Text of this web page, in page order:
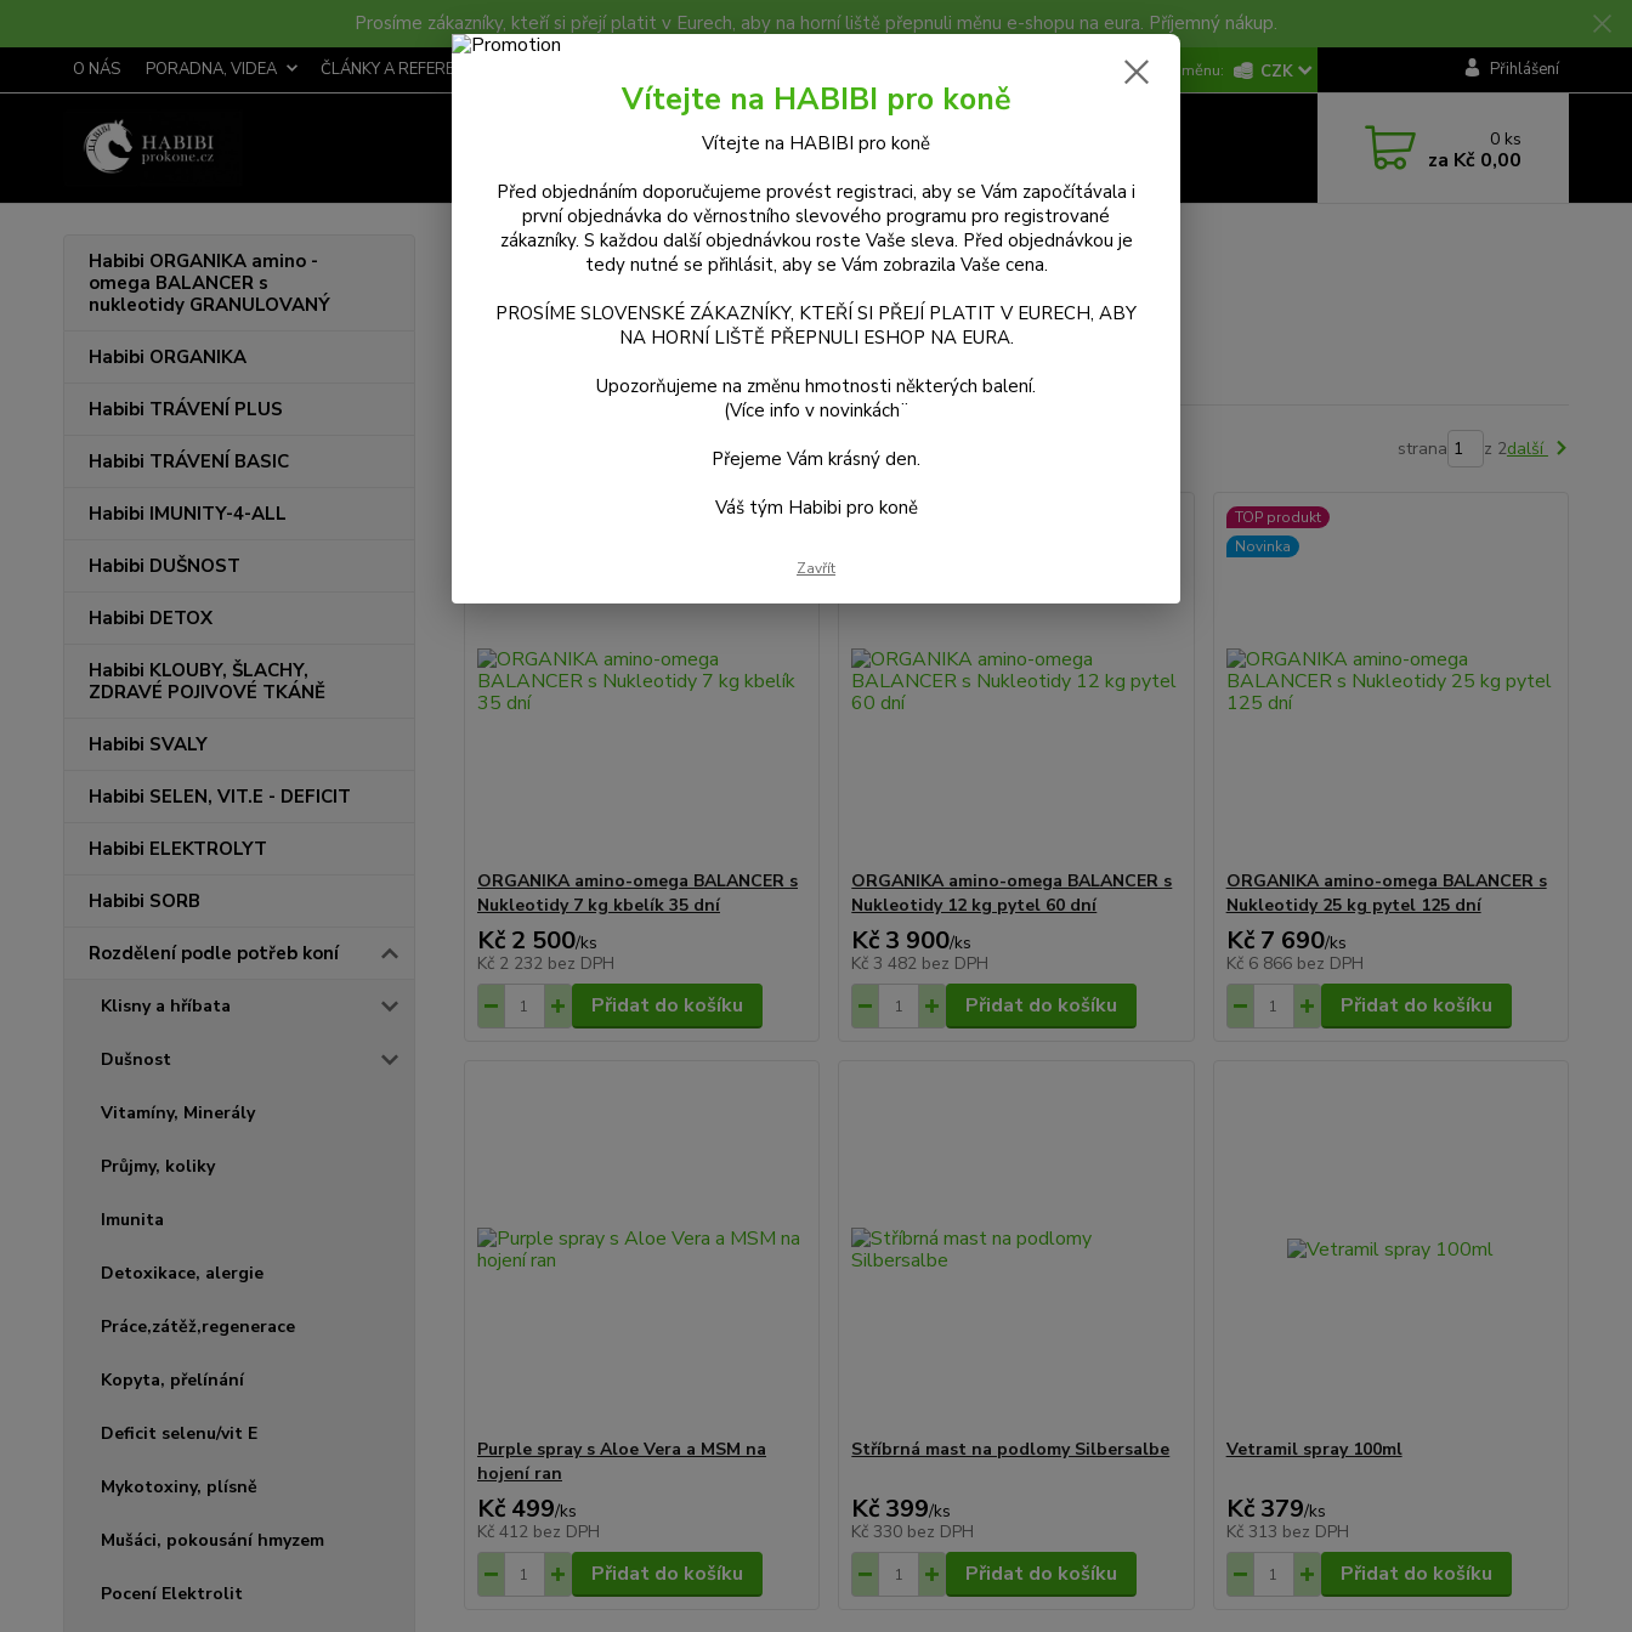
Prosíme zákazníky, kteří si přejí platit v Eurech, aby na horní liště přepnuli měnu e-shopu na eura. Příjemný nákup.
O NÁS PORADNA, VIDEA ČLÁNKY A REFERENCE KONTAKTY CZK Přihlášení
Hledat 0 ks
za Kč 0,00
Habibi ORGANIKA amino -
omega BALANCER s
nukleotidy GRANULOVANÝ
Habibi ORGANIKA
Habibi TRÁVENÍ PLUS
Habibi TRÁVENÍ BASIC
Habibi IMUNITY-4-ALL
Habibi DUŠNOST
Habibi DETOX
Habibi KLOUBY, ŠLACHY,
ZDRAVÉ POJIVOVÉ TKÁNĚ
Habibi SVALY
Habibi SELEN, VIT.E - DEFICIT
Habibi ELEKTROLYT
Habibi SORB
Rozdělení podle potřeb koní
Klisny a hříbata
Dušnost
Vitamíny, Minerály
Průjmy, koliky
Imunita
Detoxikace, alergie
Práce,zátěž,regenerace
Kopyta, přelínání
Deficit selenu/vit E
Mykotoxiny, plísně
Mušáci, pokousání hmyzem
Pocení Elektrolit
Úvod Rozdělení podle potřeb koní Podlomy, povrchová poranění
Podlomy, povrchová poranění
Nejlevnější Nejdražší
strana z 2další
ORGANIKA amino-omega BALANCER s
Nukleotidy 7 kg kbelík 35 dní
Kč 2 500/ks
Kč 2 232 bez DPH
Přidat do košíku
TOP produkt
ORGANIKA amino-omega BALANCER s
Nukleotidy 12 kg pytel 60 dní
Kč 3 900/ks
Kč 3 482 bez DPH
Přidat do košíku
TOP produkt
Novinka
ORGANIKA amino-omega BALANCER s
Nukleotidy 25 kg pytel 125 dní
Kč 7 690/ks
Kč 6 866 bez DPH
Přidat do košíku
Purple spray s Aloe Vera a MSM na
hojení ran
Kč 499/ks
Kč 412 bez DPH
Přidat do košíku
Stříbrná mast na podlomy Silbersalbe
Kč 399/ks
Kč 330 bez DPH
Přidat do košíku
Vetramil spray 100ml
Kč 379/ks
Kč 313 bez DPH
Přidat do košíku
Vítejte na HABIBI pro koně
Vítejte na HABIBI pro koně
Před objednáním doporučujeme provést registraci, aby se Vám započítávala i
první objednávka do věrnostního slevového programu pro registrované
zákazníky. S každou další objednávkou roste Vaše sleva. Před objednávkou je
tedy nutné se přihlásit, aby se Vám zobrazila Vaše cena.
PROSÍME SLOVENSKÉ ZÁKAZNÍKY, KTEŘÍ SI PŘEJÍ PLATIT V EURECH, ABY
NA HORNÍ LIŠTĚ PŘEPNULI ESHOP NA EURA.
Upozorňujeme na změnu hmotnosti některých balení.
(Více info v novinkách¨
Přejeme Vám krásný den.
Váš tým Habibi pro koně
Zavřít